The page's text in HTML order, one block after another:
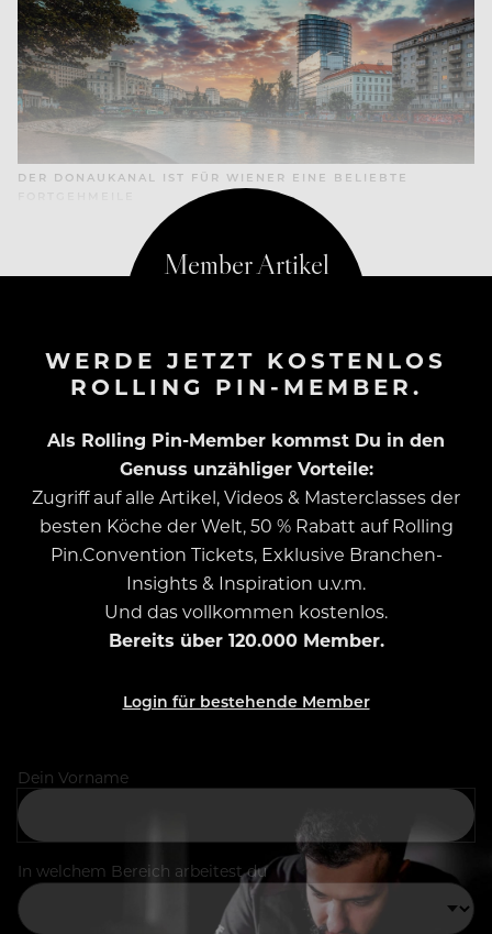
DER DONAUKANAL IST FÜR WIENER EINE BELIEBTE
WERDE JETZT KOSTENLOS
ROLLING PIN-MEMBER.
Als Rolling Pin-Member kommst Du in den
Genuss unzähliger Vorteile:
Zugriff auf alle Artikel, Videos & Masterclasses der
besten Köche der Welt, 50 % Rabatt auf Rolling
Pin.Convention Tickets, Exklusive Branchen-
Insights & Inspiration u.v.m.
Und das vollkommen kostenlos.
Bereits über 120.000 Member.
Login für bestehende Member
Dein Vorname
In welchem Bereich arbeitest du